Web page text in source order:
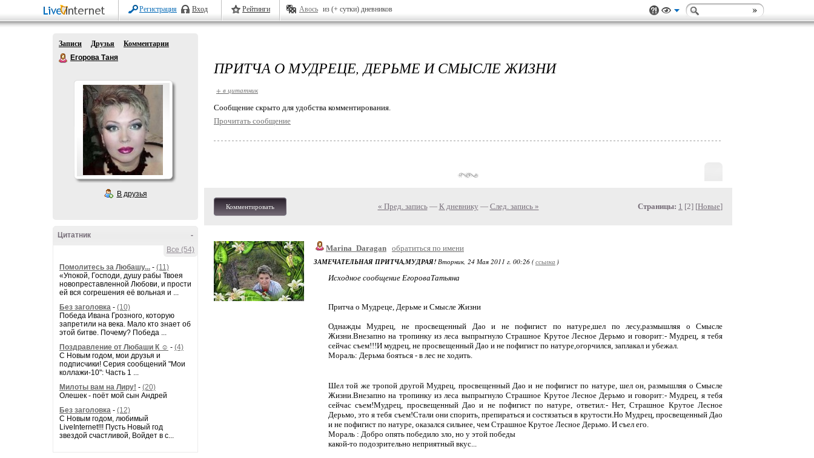
Регистрация Вход Рейтинги Авось из (+ сутки) дневников
Записи Друзья
Комментарии
Егорова Таня
В друзья
-
Цитатник
Все (54)
Помолитесь за Любашу... - (11)
«Упокой, Господи, душу рабы Твоея
новопреставленной Любови, и прости
ей вся согрешения её вольная и ...
Без заголовка - (10)
Победа Ивана Грозного, которую
запретили на века. Мало кто знает об
этой битве. Почему? Победа ...
Поздравление от Любаши К ☺ - (4)
С Новым годом, мои друзья и
подписчики! Серия сообщений "Мои
коллажи-10": Часть 1 ...
Милоты вам на Лиру! - (20)
Олешек - поёт мой сын Андрей
Без заголовка - (12)
С Новым годом, любимый
LiveInternet!!! Пусть Новый год
звездой счастливой, Войдет в с...
ПРИТЧА О МУДРЕЦЕ, ДЕРЬМЕ И СМЫСЛЕ ЖИЗНИ
+ в цитатник
Cообщение скрыто для удобства комментирования.
Прочитать сообщение
Комментировать « Пред. запись— К дневнику — След. запись » Страницы: 1 [2] [Новые]
Marina_Daragan обратиться по имени
ЗАМЕЧАТЕЛЬНАЯ ПРИТЧА,МУДРАЯ! Вторник, 24 Мая 2011 г. 00:26 (ссылка )
Исходное сообщение ЕгороваТатьяна
Притча о Мудреце, Дерьме и Смысле Жизни
Однажды Мудрец, не просвещенный Дао и не пофигист по натуре,шел по лесу,размышляя о Смысле
Жизни.Внезапно на тропинку из леса выпрыгнуло Страшное Крутое Лесное Дерьмо и говорит:- Мудрец, я тебя
сейчас съем!!!И мудрец, не просвещенный Дао и не пофигист по натуре,огорчился, заплакал и убежал.
Мораль: Дерьма бояться - в лес не ходить.
Шел той же тропой другой Мудрец, просвещенный Дао и не пофигист по натуре, шел он, размышляя о Смысле
Жизни.Внезапно на тропинку из леса выпрыгнуло Страшное Крутое Лесное Дерьмо и говорит:- Мудрец, я тебя
сейчас съем!Мудрец, просвещенный Дао и не пофигист по натуре, ответил:- Hет, Страшное Крутое Лесное
Дерьмо, это я тебя съем!Стали они спорить, препираться и состязаться в крутости.Но Мудрец, просвещенный Дао
и не пофигист по натуре, оказался сильнее, чем Страшное Крутое Лесное Дерьмо. И съел его.
Мораль : Добро опять победило зло, но у этой победы
какой-то подозрительно неприятный вкус...